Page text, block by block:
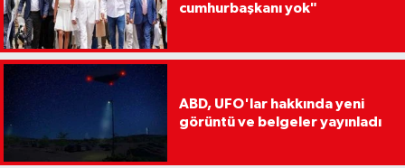
cumhurbaşkanı yok"
ABD, UFO'lar hakkında yeni
görüntü ve belgeler yayınladı